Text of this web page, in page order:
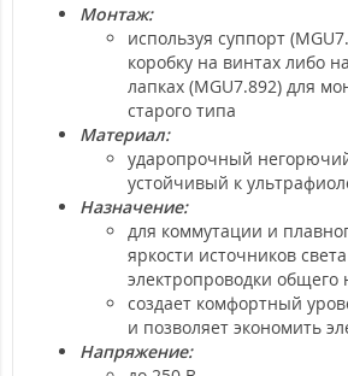
Монтаж:
используя суппорт
коробку на винтах либо
лапках (MGU7.892) для
старого типа
Материал:
ударопрочный
устойчивый к
Назначение:
для коммутации и
яркости источников
электропроводки общего
создает комфортный
и позволяет экономить
Напряжение: